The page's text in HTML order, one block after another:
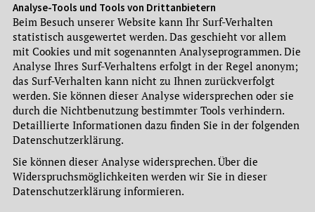
Analyse-Tools und Tools von Drittanbietern
Beim Besuch unserer Website kann Ihr Surf-Verhalten
statistisch ausgewertet werden. Das geschieht vor allem
mit Cookies und mit sogenannten Analyseprogrammen. Die
Analyse Ihres Surf-Verhaltens erfolgt in der Regel anonym;
das Surf-Verhalten kann nicht zu Ihnen zurückverfolgt
werden. Sie können dieser Analyse widersprechen oder sie
durch die Nichtbenutzung bestimmter Tools verhindern.
Detaillierte Informationen dazu finden Sie in der folgenden
Datenschutzerklärung.
Sie können dieser Analyse widersprechen. Über die
Widerspruchsmöglichkeiten werden wir Sie in dieser
Datenschutzerklärung informieren.